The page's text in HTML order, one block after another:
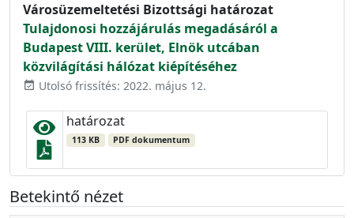
Városüzemeltetési Bizottsági határozat
Tulajdonosi hozzájárulás megadásáról a
Budapest VIII. kerület, Elnök utcában
közvilágítási hálózat kiépítéséhez
event_available Utolsó frissítés: 2022. május 12.
határozat
113 KB PDF dokumentum
Betekintő nézet